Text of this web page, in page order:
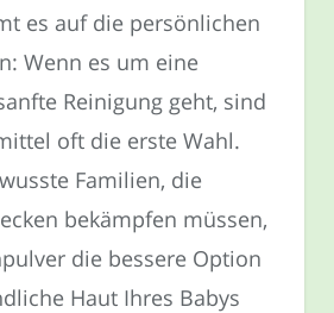
es auf die persönlichen
Wenn es um eine
Reinigung geht, sind
oft die erste Wahl.
Familien, die
bekämpfen müssen,
die bessere Option
Haut Ihres Babys